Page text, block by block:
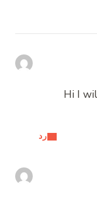
رد
Hi I